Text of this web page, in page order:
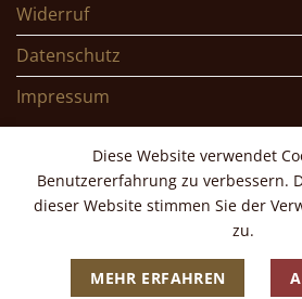
Widerruf
Datenschutz
Impressum
Diese Website verwendet
Benutzererfahrung zu verbessern.
dieser Website stimmen Sie der
zu.
MEHR ERFAHREN